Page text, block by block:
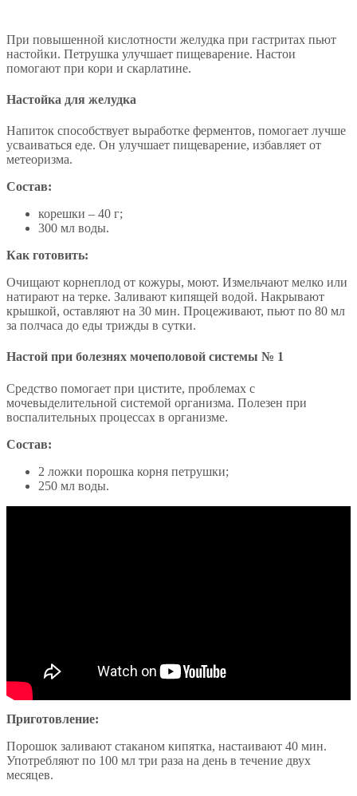
При повышенной кислотности желудка при гастритах пьют
настойки. Петрушка улучшает пищеварение. Настои
помогают при кори и скарлатине.
Настойка для желудка
Напиток способствует выработке ферментов, помогает лучше
усваиваться еде. Он улучшает пищеварение, избавляет от
метеоризма.
Состав:
корешки – 40 г;
300 мл воды.
Как готовить:
Очищают корнеплод от кожуры, моют. Измельчают мелко или
натирают на терке. Заливают кипящей водой. Накрывают
крышкой, оставляют на 30 мин. Процеживают, пьют по 80 мл
за полчаса до еды трижды в сутки.
Настой при болезнях мочеполовой системы № 1
Средство помогает при цистите, проблемах с
мочевыделительной системой организма. Полезен при
воспалительных процессах в организме.
Состав:
2 ложки порошка корня петрушки;
250 мл воды.
Приготовление:
Порошок заливают стаканом кипятка, настаивают 40 мин.
Употребляют по 100 мл три раза на день в течение двух
месяцев.